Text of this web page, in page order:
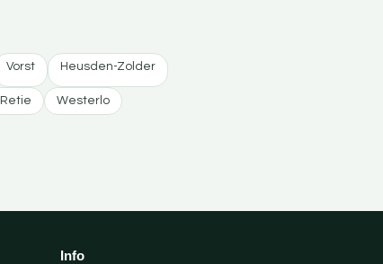
Vorst Heusden-Zolder
Retie Westerlo
Info